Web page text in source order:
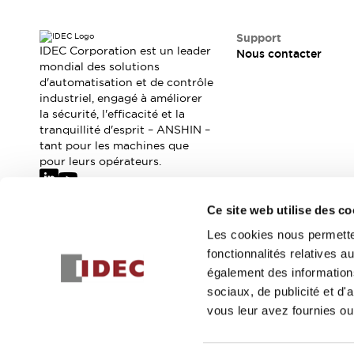
Ce site web utilise des
Les cookies nous
fonctionnalités relatives
également des
sociaux, de publicité et
vous leur avez fournies
Cours sur l'équipement de sécurité
Tout explorer
Tout explorer
Ressources
Fichiers CAO
Produits conformes aux normes
Documentation Webinaires
Vidéothèque
IDEC Corporation est un leader
mondial des solutions
d'automatisation et de contrôle
industriel, engagé à améliorer
la sécurité, l'efficacité et la
tranquillité d'esprit – ANSHIN –
tant pour les machines que
pour leurs opérateurs.
Support
Nous contacter
Inscrivez-
Politique de confidentialité